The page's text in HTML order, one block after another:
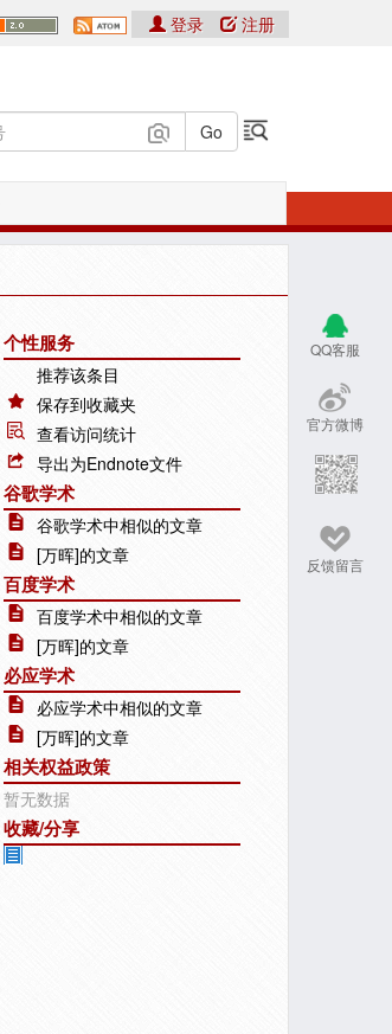
登录 注册
QQ客服
官方微博
反馈留言
个性服务
推荐该条目
保存到收藏夹
查看访问统计
导出为Endnote文件
谷歌学术
谷歌学术中相似的文章
[万晖]的文章
百度学术
百度学术中相似的文章
[万晖]的文章
必应学术
必应学术中相似的文章
[万晖]的文章
相关权益政策
暂无数据
收藏/分享